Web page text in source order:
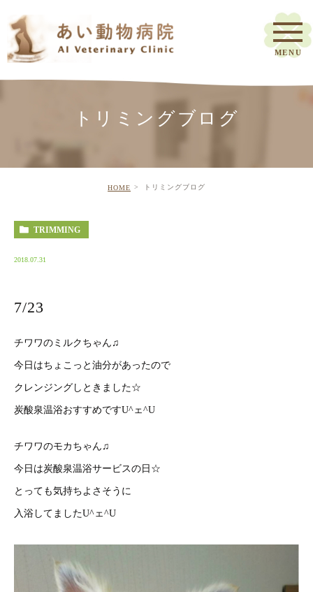
トリミングブログ
HOME トリミングブログ
TRIMMING
2018.07.31
7/23
チワワのミルクちゃん♫
今日はちょこっと油分があったので
クレンジングしときました☆
炭酸泉温浴おすすめですU^ェ^U
チワワのモカちゃん♫
今日は炭酸泉温浴サービスの日☆
とっても気持ちよさそうに
入浴してましたU^ェ^U